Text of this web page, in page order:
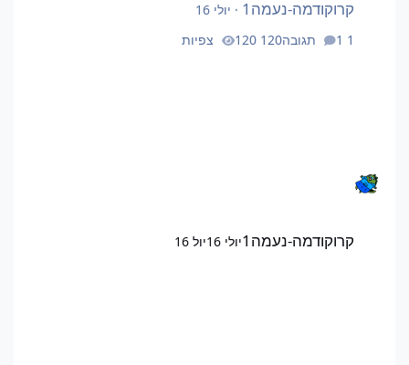
קרוקודמה-נעמה1 · יולי 16
1 תגובה
120 צפיות
קרוקודמה-נעמה1 יולי 16 יול 16